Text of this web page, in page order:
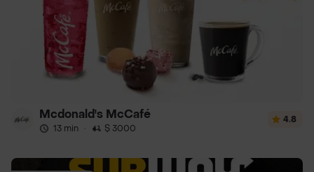
Mcdonald's McCafé
13 min · $ 3000
4.8